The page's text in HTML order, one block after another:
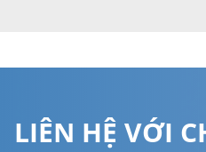
LIÊN HỆ VỚI